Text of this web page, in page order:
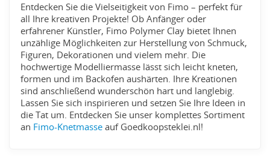
Entdecken Sie die Vielseitigkeit von Fimo – perfekt für
all Ihre kreativen Projekte! Ob Anfänger oder
erfahrener Künstler, Fimo Polymer Clay bietet Ihnen
unzählige Möglichkeiten zur Herstellung von Schmuck,
Figuren, Dekorationen und vielem mehr. Die
hochwertige Modelliermasse lässt sich leicht kneten,
formen und im Backofen aushärten. Ihre Kreationen
sind anschließend wunderschön hart und langlebig.
Lassen Sie sich inspirieren und setzen Sie Ihre Ideen in
die Tat um. Entdecken Sie unser komplettes Sortiment
an Fimo-Knetmasse auf Goedkoopsteklei.nl!